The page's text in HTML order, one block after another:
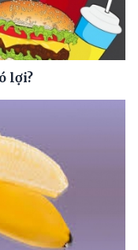
lợi?